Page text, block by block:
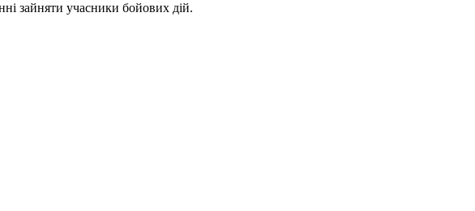
зайняти учасники бойових дій.